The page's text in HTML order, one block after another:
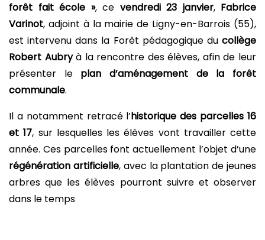
forêt fait école », ce vendredi 23 janvier, Fabrice
Varinot, adjoint à la mairie de Ligny-en-Barrois (55),
est intervenu dans la Forêt pédagogique du collège
Robert Aubryà la rencontre des élèves, afin de leur
présenter le plan d’aménagement de la forêt
communale.
Il a notamment retracé l’historique des parcelles 16
et 17, sur lesquelles les élèves vont travailler cette
année. Ces parcelles font actuellement l’objet d’une
régénération artificielle, avec la plantation de jeunes
arbres que les élèves pourront suivre et observer
dans le temps